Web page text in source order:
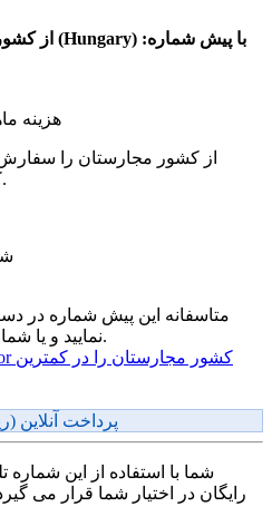
شماره تلفن Gyor از کشور مجارستان (Hungary) با پیش شماره:
هزینه
کسب و کار خود را توسعه دهید.
متاسفانه این پیش شماره در
نمایید و یا شماره شهر دیگری را انتخاب نمایید.
پرداخت آنلاین
شما با استفاده از این شماره
رایگان در اختیار شما قرار می